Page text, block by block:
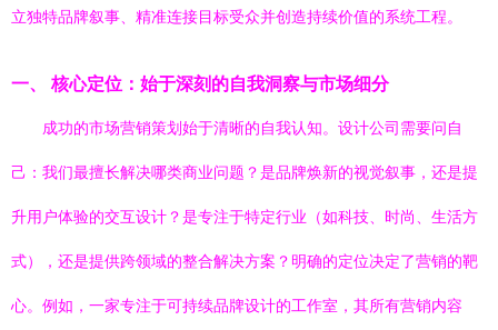
立独特品牌叙事、精准连接目标受众并创造持续价值的系统工程。
一、 核心定位：始于深刻的自我洞察与市场细分
成功的市场营销策划始于清晰的自我认知。设计公司需要问自
己：我们最擅长解决哪类商业问题？是品牌焕新的视觉叙事，还是提
升用户体验的交互设计？是专注于特定行业（如科技、时尚、生活方
式），还是提供跨领域的整合解决方案？明确的定位决定了营销的靶
心。例如，一家专注于可持续品牌设计的工作室，其所有营销内容